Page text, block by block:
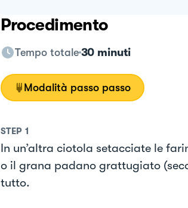
Procedimento
Tempo totale 30 minuti
Modalità passo passo
STEP 1
In un’altra ciotola setacciate le
o il grana padano grattugiato
tutto.